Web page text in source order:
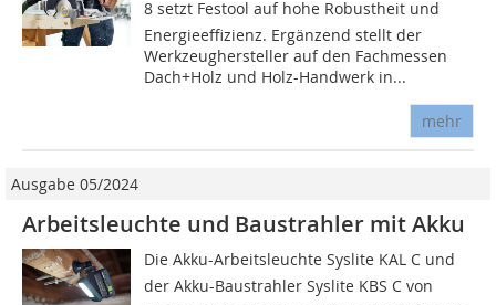
8 setzt Festool auf hohe Robustheit und
Energieeffizienz. Ergänzend stellt der
Werkzeughersteller auf den Fachmessen
Dach+Holz und Holz-Handwerk in...
mehr
Ausgabe 05/2024
Arbeitsleuchte und Baustrahler mit Akku
Die Akku-Arbeitsleuchte Syslite KAL C und
der Akku-Baustrahler Syslite KBS C von